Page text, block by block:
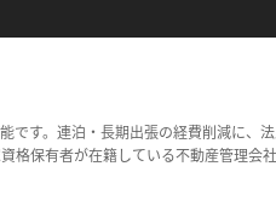
す。連泊・長期出張の経費削減に、法
保有者が在籍している不動産管理